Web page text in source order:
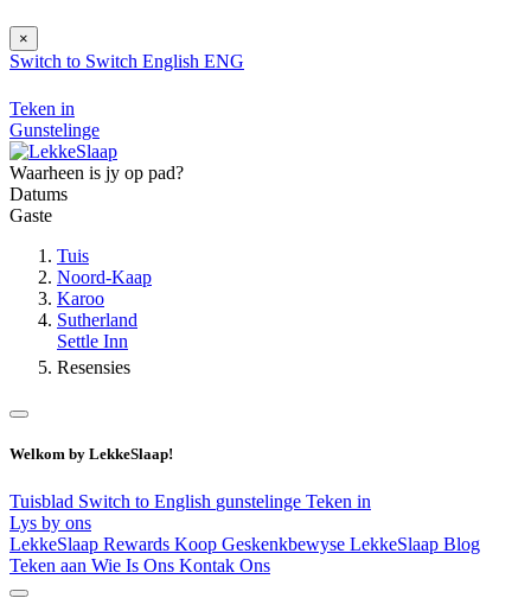
×
Switch to Switch English ENG
Teken in
Gunstelinge
Waarheen is jy op pad?
Datums
Gaste
Tuis
Noord-Kaap
Karoo
Sutherland
Settle Inn
Resensies
Welkom by LekkeSlaap!
Tuisblad Switch to English gunstelinge Teken in
Lys by ons
LekkeSlaap Rewards Koop Geskenkbewyse LekkeSlaap Blog
Teken aan Wie Is Ons Kontak Ons